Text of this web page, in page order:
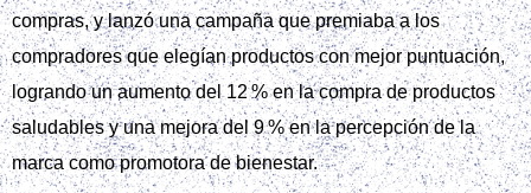
compras, y lanzó una campaña que premiaba a los
compradores que elegían productos con mejor puntuación,
logrando un aumento del 12 % en la compra de productos
saludables y una mejora del 9 % en la percepción de la
marca como promotora de bienestar.